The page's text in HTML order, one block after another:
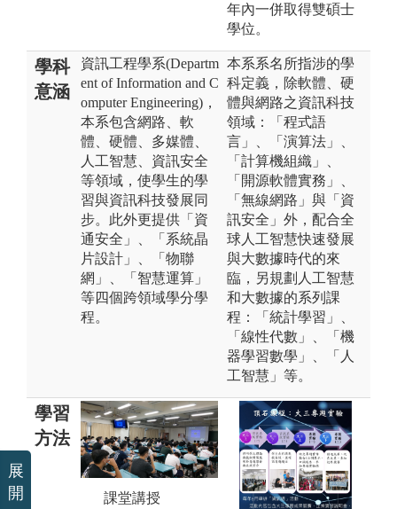
年內一併取得雙碩士
學位。
學科
意涵
資訊工程學系(Departm
ent of Information and C
omputer Engineering)，
本系包含網路、軟
體、硬體、多媒體、
人工智慧、資訊安全
等領域，使學生的學
習與資訊科技發展同
步。此外更提供「資
通安全」、「系統晶
片設計」、「物聯
網」、「智慧運算」
等四個跨領域學分學
程。
本系系名所指涉的學
科定義，除軟體、硬
體與網路之資訊科技
領域：「程式語
言」、「演算法」、
「計算機組織」、
「開源軟體實務」、
「無線網路」與「資
訊安全」外，配合全
球人工智慧快速發展
與大數據時代的來
臨，另規劃人工智慧
和大數據的系列課
程：「統計學習」、
「線性代數」、「機
器學習數學」、「人
工智慧」等。
學習
方法
課堂講授
展
開